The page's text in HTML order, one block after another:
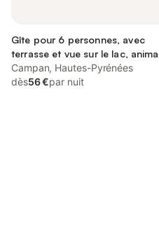
Gîte pour 6 personnes, avec
terrasse et vue sur le lac,
acceptés
Campan, Hautes-Pyrénées
dès56 €par nuit